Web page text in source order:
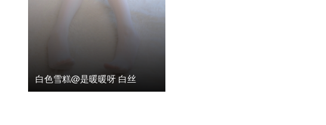
白色雪糕@是暖暖呀 白丝